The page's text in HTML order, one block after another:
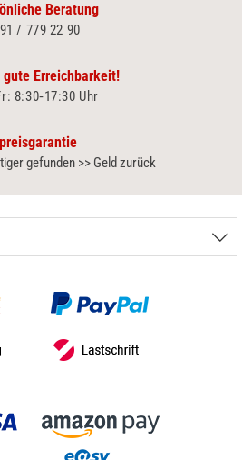
Beratung
/ 779 22 90
gute Erreichbarkeit!
8:30‑17:30 Uhr
gefunden >> Geld zurück